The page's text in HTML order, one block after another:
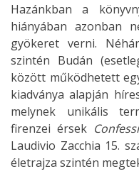
Hazánkban a
hiányában azonban
gyökeret verni.
szintén Budán
között működhetett
kiadványa alapján
melynek unikális
firenzei érsek
Laudivio Zacchia 15.
életrajza szintén